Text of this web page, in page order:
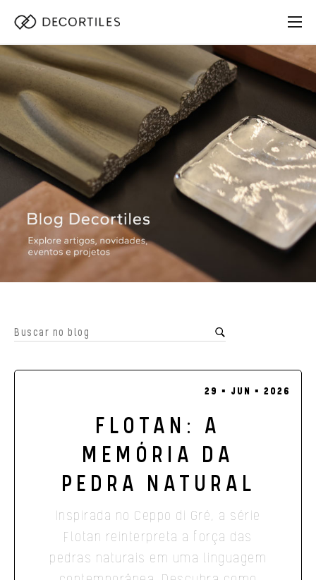
29 ▪ JUN ▪ 2026
FLOTAN: A
MEMÓRIA DA
PEDRA NATURAL
Inspirada no Ceppo di Gré, a série
Flotan reinterpreta a força das
pedras naturais em uma linguagem